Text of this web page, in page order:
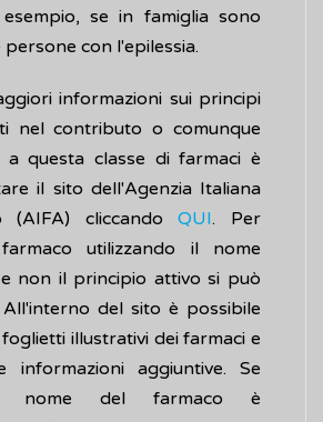
se in famiglia sono
con l'epilessia.
informazioni sui principi
nel contributo o comunque
a questa classe di farmaci è
il sito dell'Agenzia Italiana
(AIFA) cliccandoQUI. Per
utilizzando il nome
non il principio attivo si può
del sito è possibile
illustrativi dei farmaci e
informazioni aggiuntive. Se
nome del farmaco è